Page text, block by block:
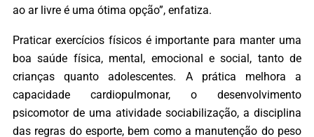
ao ar livre é uma ótima opção”, enfatiza.
Praticar exercícios físicos é importante para manter uma
boa saúde física, mental, emocional e social, tanto de
crianças quanto adolescentes. A prática melhora a
capacidade cardiopulmonar, o desenvolvimento
psicomotor de uma atividade sociabilização, a disciplina
das regras do esporte, bem como a manutenção do peso